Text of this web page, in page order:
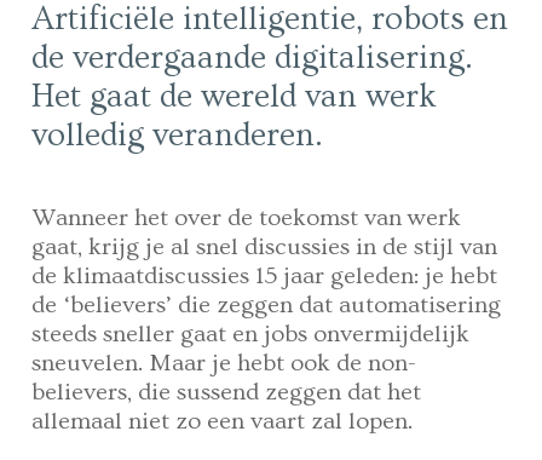
Artificiële intelligentie, robots en
de verdergaande digitalisering.
Het gaat de wereld van werk
volledig veranderen.
Wanneer het over de toekomst van werk
gaat, krijg je al snel discussies in de stijl van
de klimaatdiscussies 15 jaar geleden: je hebt
de ‘believers’ die zeggen dat automatisering
steeds sneller gaat en jobs onvermijdelijk
sneuvelen. Maar je hebt ook de non-
believers, die sussend zeggen dat het
allemaal niet zo een vaart zal lopen.